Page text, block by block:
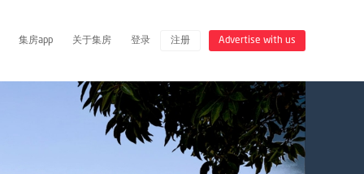
集房app 关于集房 登录 注册 Advertise with us